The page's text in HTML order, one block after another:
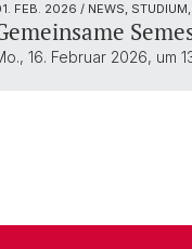
FEB. 2026 / NEWS,
16. Februar 2026, um